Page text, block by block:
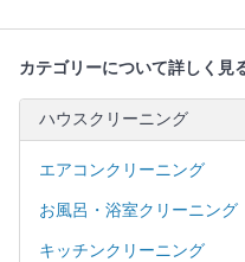
カテゴリーについて詳しく見
ハウスクリーニング
エアコンクリーニング
お風呂・浴室クリーニング
キッチンクリーニング